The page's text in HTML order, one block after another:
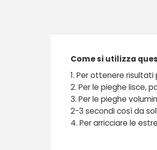
Come si utilizza
1. Per ottenere
2. Per le pieghe lisce,
3. Per le pieghe
2-3 secondi così da
4. Per arricciare le